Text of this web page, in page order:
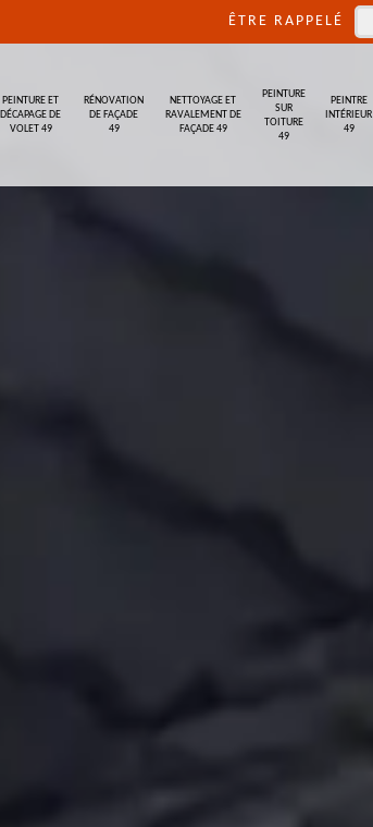
ÊTRE RAPPELÉ
PEINTURE ET
DÉCAPAGE DE
VOLET 49
RÉNOVATION
DE FAÇADE
49
NETTOYAGE ET
RAVALEMENT DE
FAÇADE 49
PEINTURE
SUR
TOITURE
49
PEINTRE
INTÉRIEUR
49